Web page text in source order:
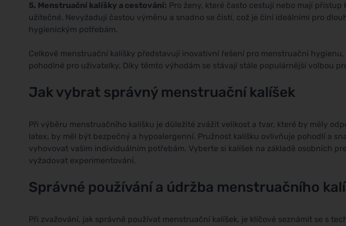
5. Menstruační kalíšky a cestování: Pro ženy, které často cestují nebo mají
užitečné. Nevyžadují častou výměnu a snadno se čistí, což je činí ideálními pro
hygienickým potřebám.
Celkově menstruační kalíšky představují inovativní řešení pro menstruační
pohodlné pro uživatelky. Díky těmto výhodám se stávají stále populárnější volbou
Jak vybrat správný menstruační kalíšek
Při výběru menstruačního kalíšku je důležité zvážit velikost a tvar, které by měly
latex, by měl být bezpečný a hypoalergenní. Pružnost kalíšku ovlivňuje pohodlí a
vyhovovat vašim individuálním potřebám. Vyberte si kalíšek na základě osobních
vyžadovat experimentování.
Správné používání a údržba menstruačního
Při zvažování, jak správně používat menstruační kalíšek, je klíčové seznámit se s